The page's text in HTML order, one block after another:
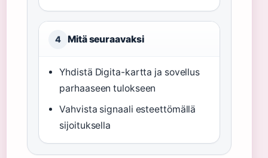
4 Mitä seuraavaksi
Yhdistä Digita-kartta ja sovellus
parhaaseen tulokseen
Vahvista signaali esteettömällä
sijoituksella